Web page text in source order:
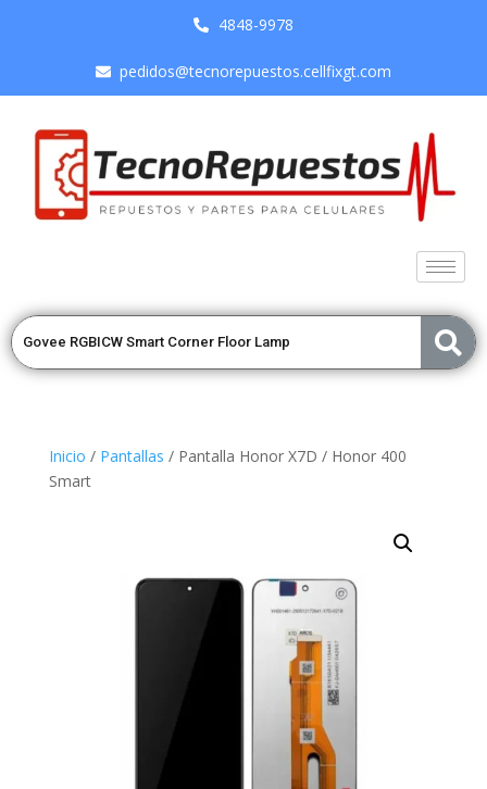
4848-9978
pedidos@tecnorepuestos.cellfixgt.com
Inicio / Pantallas / Pantalla Honor X7D / Honor 400
Smart